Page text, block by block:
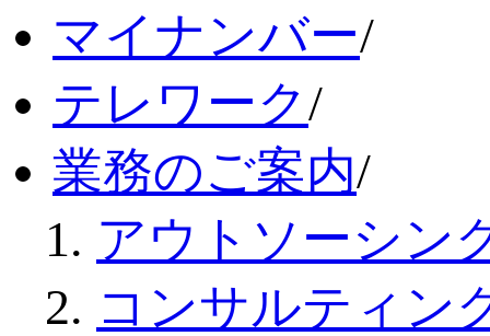
マイナンバー/
テレワーク/
業務のご案内/
アウトソーシン
コンサルティン